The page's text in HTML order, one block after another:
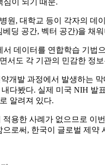
원, 대학교 등이 각자의
딩 공간, 벡터 공간)을 채
데이터를 연합학습 기
서도 각 기관의 민감한 정
개발 과정에서 발생하는
다봤다. 실제 미국 NIH
알려져 있다.
용한 사례가 없으므로
로써, 한국이 글로벌 제